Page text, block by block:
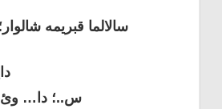
سالالما قبریمه
س..؛ دا… وئ